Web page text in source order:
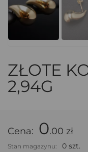
ZŁOTE
2,94G
Cena: 0.00 zł
Stan magazynu: 0 szt.